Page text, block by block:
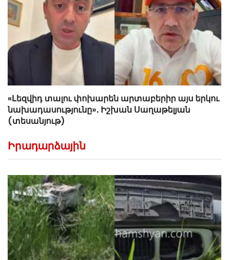
«Լեզվիդ տալու փոխարեն արտաբերիր այս երկու
նախադասությունը»․ Իշխան Սաղաթելյան
(տեսանյութ)
Իրադարձային